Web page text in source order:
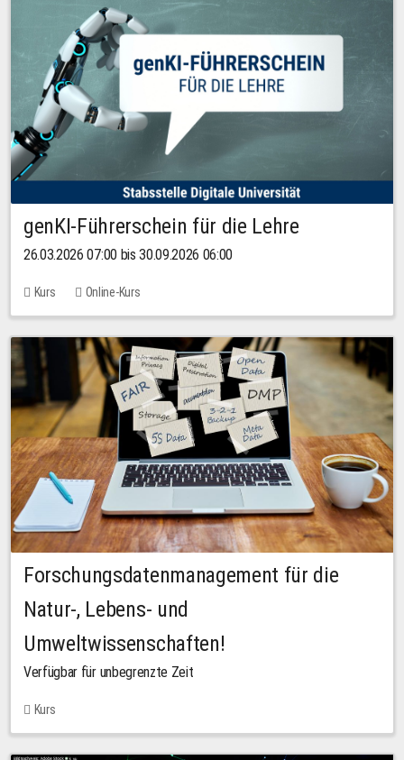
genKI-Führerschein für die Lehre
26.03.2026 07:00 bis 30.09.2026 06:00
Kurs Online-Kurs
Forschungsdatenmanagement für die
Natur-, Lebens- und
Umweltwissenschaften!
Verfügbar für unbegrenzte Zeit
Kurs